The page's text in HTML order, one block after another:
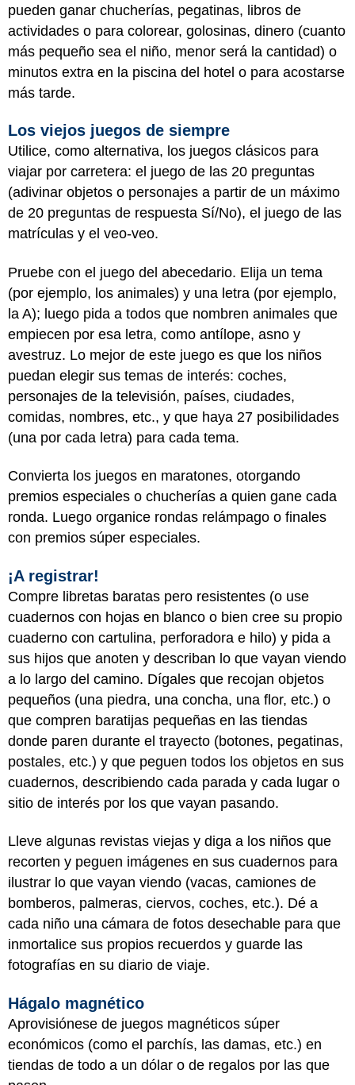
pueden ganar chucherías, pegatinas, libros de
actividades o para colorear, golosinas, dinero (cuanto
más pequeño sea el niño, menor será la cantidad) o
minutos extra en la piscina del hotel o para acostarse
más tarde.
Los viejos juegos de siempre
Utilice, como alternativa, los juegos clásicos para
viajar por carretera: el juego de las 20 preguntas
(adivinar objetos o personajes a partir de un máximo
de 20 preguntas de respuesta Sí/No), el juego de las
matrículas y el veo-veo.
Pruebe con el juego del abecedario. Elija un tema
(por ejemplo, los animales) y una letra (por ejemplo,
la A); luego pida a todos que nombren animales que
empiecen por esa letra, como antílope, asno y
avestruz. Lo mejor de este juego es que los niños
puedan elegir sus temas de interés: coches,
personajes de la televisión, países, ciudades,
comidas, nombres, etc., y que haya 27 posibilidades
(una por cada letra) para cada tema.
Convierta los juegos en maratones, otorgando
premios especiales o chucherías a quien gane cada
ronda. Luego organice rondas relámpago o finales
con premios súper especiales.
¡A registrar!
Compre libretas baratas pero resistentes (o use
cuadernos con hojas en blanco o bien cree su propio
cuaderno con cartulina, perforadora e hilo) y pida a
sus hijos que anoten y describan lo que vayan viendo
a lo largo del camino. Dígales que recojan objetos
pequeños (una piedra, una concha, una flor, etc.) o
que compren baratijas pequeñas en las tiendas
donde paren durante el trayecto (botones, pegatinas,
postales, etc.) y que peguen todos los objetos en sus
cuadernos, describiendo cada parada y cada lugar o
sitio de interés por los que vayan pasando.
Lleve algunas revistas viejas y diga a los niños que
recorten y peguen imágenes en sus cuadernos para
ilustrar lo que vayan viendo (vacas, camiones de
bomberos, palmeras, ciervos, coches, etc.). Dé a
cada niño una cámara de fotos desechable para que
inmortalice sus propios recuerdos y guarde las
fotografías en su diario de viaje.
Hágalo magnético
Aprovisiónese de juegos magnéticos súper
económicos (como el parchís, las damas, etc.) en
tiendas de todo a un dólar o de regalos por las que